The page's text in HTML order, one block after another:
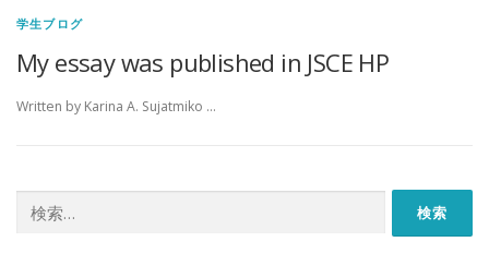
学生ブログ
My essay was published in JSCE HP
Written by Karina A. Sujatmiko …
索: